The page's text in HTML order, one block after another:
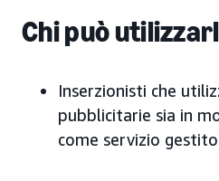
Chi può
Inserzionisti che
pubblicitarie sia in
come servizio gestito